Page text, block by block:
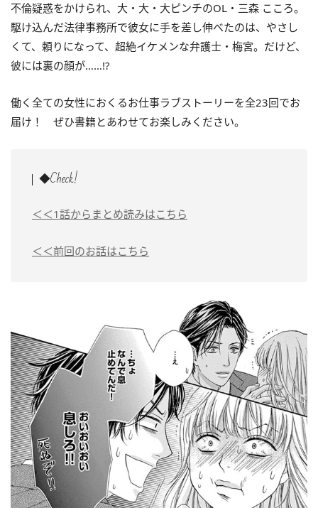
不倫疑惑をかけられ、大・大・大ピンチのOL・三森 こころ。
駆け込んだ法律事務所で彼女に手を差し伸べたのは、やさし
くて、頼りになって、超絶イケメンな弁護士・梅宮。だけど、
彼には裏の顔が……!?
働く全ての女性におくるお仕事ラブストーリーを全23回でお
届け！ ぜひ書籍とあわせてお楽しみください。
◆Check!
＜＜1話からまとめ読みはこちら
＜＜前回のお話はこちら